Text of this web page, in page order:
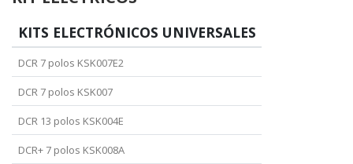
KITS ELECTRÓNICOS UNIVERSALES
DCR 7 polos KSK007E2
DCR 7 polos KSK007
DCR 13 polos KSK004E
DCR+ 7 polos KSK008A